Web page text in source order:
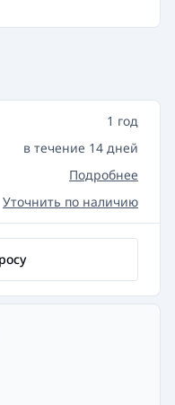
1 год
в течение 14 дней
Подробнее
Уточнить по наличию